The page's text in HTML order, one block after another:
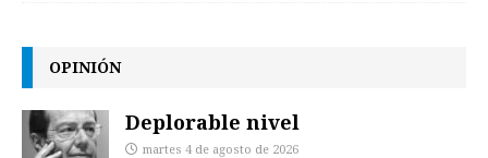
OPINIÓN
Deplorable nivel
martes 4 de agosto de 2026